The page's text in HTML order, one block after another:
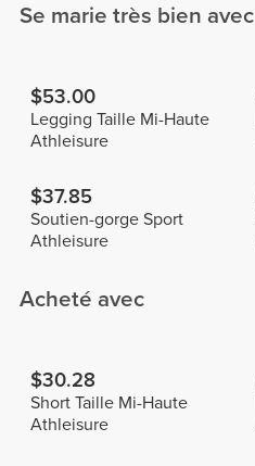
Se marie très bien avec
$53.00
Legging Taille Mi-Haute
Athleisure
$37.85
Soutien-gorge Sport
Athleisure
Acheté avec
$30.28
Short Taille Mi-Haute
Athleisure